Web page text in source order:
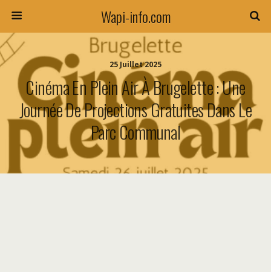
Wapi-info.com
25 Juillet 2025
Cinéma En Plein Air À Brugelette : Une
Journée De Projections Gratuites Dans Le
Parc Communal